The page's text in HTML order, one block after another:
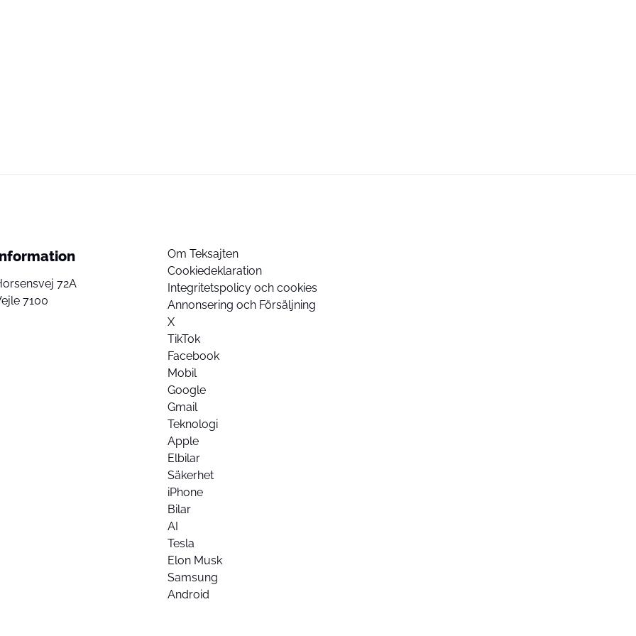
72A
7100
Om Teksajten
Cookiedeklaration
Integritetspolicy och cookies
Annonsering och Försäljning
X
TikTok
Facebook
Mobil
Google
Gmail
Teknologi
Apple
Elbilar
Säkerhet
iPhone
Bilar
AI
Tesla
Elon Musk
Samsung
Android